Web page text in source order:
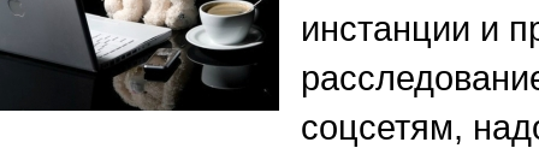
инстанции и
соцсетям,